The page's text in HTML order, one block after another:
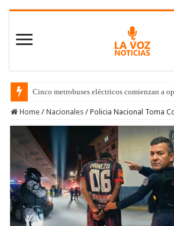
Cinco metrobuses eléctricos comienzan a
Home / Nacionales / Policia Nacional Toma